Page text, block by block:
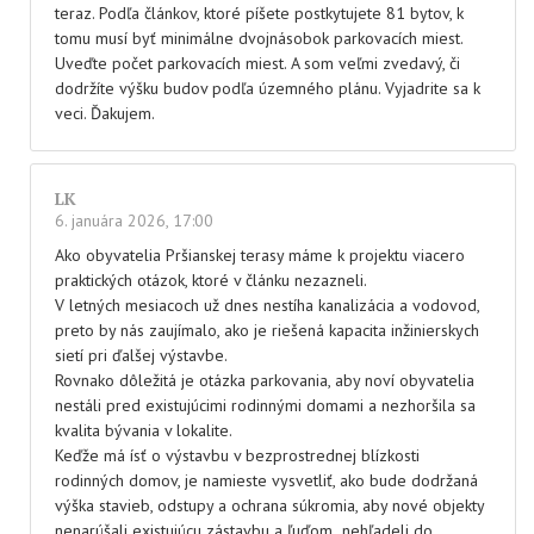
teraz. Podľa článkov, ktoré píšete postkytujete 81 bytov, k
tomu musí byť minimálne dvojnásobok parkovacích miest.
Uveďte počet parkovacích miest. A som veľmi zvedavý, či
dodržíte výšku budov podľa územného plánu. Vyjadrite sa k
veci. Ďakujem.
LK
6. januára 2026, 17:00
Ako obyvatelia Pršianskej terasy máme k projektu viacero
praktických otázok, ktoré v článku nezazneli.
V letných mesiacoch už dnes nestíha kanalizácia a vodovod,
preto by nás zaujímalo, ako je riešená kapacita inžinierskych
sietí pri ďalšej výstavbe.
Rovnako dôležitá je otázka parkovania, aby noví obyvatelia
nestáli pred existujúcimi rodinnými domami a nezhoršila sa
kvalita bývania v lokalite.
Keďže má ísť o výstavbu v bezprostrednej blízkosti
rodinných domov, je namieste vysvetliť, ako bude dodržaná
výška stavieb, odstupy a ochrana súkromia, aby nové objekty